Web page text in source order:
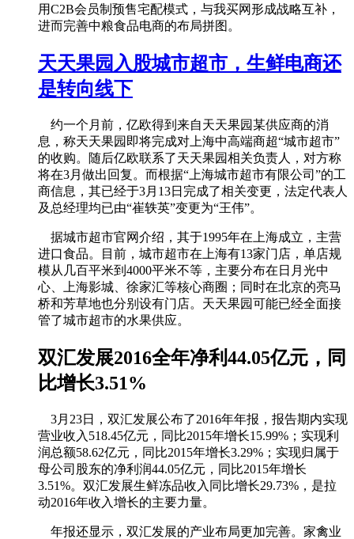
用C2B会员制预售宅配模式，与我买网形成战略互补，
进而完善中粮食品电商的布局拼图。
天天果园入股城市超市，生鲜电商还
是转向线下
约一个月前，亿欧得到来自天天果园某供应商的消
息，称天天果园即将完成对上海中高端商超“城市超市”
的收购。随后亿欧联系了天天果园相关负责人，对方称
将在3月做出回复。而根据“上海城市超市有限公司”的工
商信息，其已经于3月13日完成了相关变更，法定代表人
及总经理均已由“崔轶英”变更为“王伟”。
据城市超市官网介绍，其于1995年在上海成立，主营
进口食品。目前，城市超市在上海有13家门店，单店规
模从几百平米到4000平米不等，主要分布在日月光中
心、上海影城、徐家汇等核心商圈；同时在北京的亮马
桥和芳草地也分别设有门店。天天果园可能已经全面接
管了城市超市的水果供应。
双汇发展2016全年净利44.05亿元，同
比增长3.51%
3月23日，双汇发展公布了2016年年报，报告期内实现
营业收入518.45亿元，同比2015年增长15.99%；实现利
润总额58.62亿元，同比2015年增长3.29%；实现归属于
母公司股东的净利润44.05亿元，同比2015年增长
3.51%。双汇发展生鲜冻品收入同比增长29.73%，是拉
动2016年收入增长的主要力量。
年报还显示，双汇发展的产业布局更加完善。家禽业